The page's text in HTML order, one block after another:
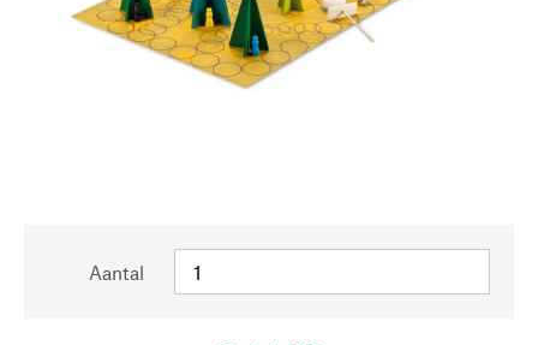
Aantal